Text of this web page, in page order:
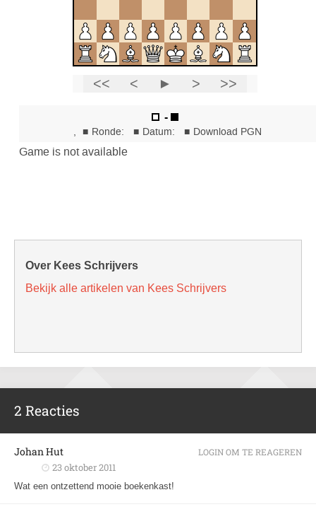
Over Kees Schrijvers
Bekijk alle artikelen van Kees Schrijvers
2 Reacties
Johan Hut
23 oktober 2011
Wat een ontzettend mooie boekenkast!
LOGIN OM TE REAGEREN